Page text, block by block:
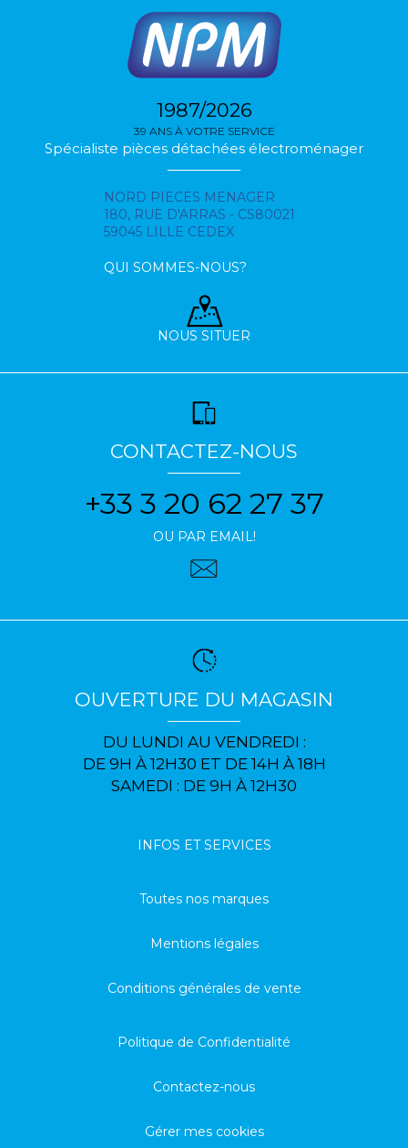
1987/2026
39 ANS À VOTRE SERVICE
Spécialiste pièces détachées électroménager
NORD PIECES MENAGER
180, RUE D'ARRAS - CS80021
59045 LILLE CEDEX
QUI SOMMES-NOUS?
NOUS SITUER
CONTACTEZ-NOUS
+33 3 20 62 27 37
OU PAR EMAIL!
OUVERTURE DU MAGASIN
DU LUNDI AU VENDREDI :
DE 9H À 12H30 ET DE 14H À 18H
SAMEDI : DE 9H À 12H30
INFOS ET SERVICES
Toutes nos marques
Mentions légales
Conditions générales de vente
Politique de Confidentialité
Contactez-nous
Gérer mes cookies